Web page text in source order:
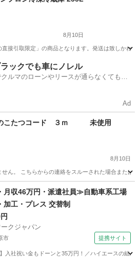
8月10日
接引取限定」の商品となります。発送は致しかね
キッチン家電
ックでも車にノレル
ルマのローンやリースが通らなくてもク
Ad
のこたつコード ３ｍ 未使用
8月10日
ん。 こちらからの連絡をスルーされた場合また
季節、空調家電 コード
収46万円・派遣社員≫自動車系工場
加工・プレス 交替制
クジャパン
市 提携サイト
入社祝い金もドーンと35万円！／ハイエースの組